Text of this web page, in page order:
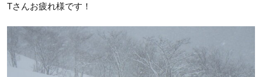
Tさんお疲れ様です！